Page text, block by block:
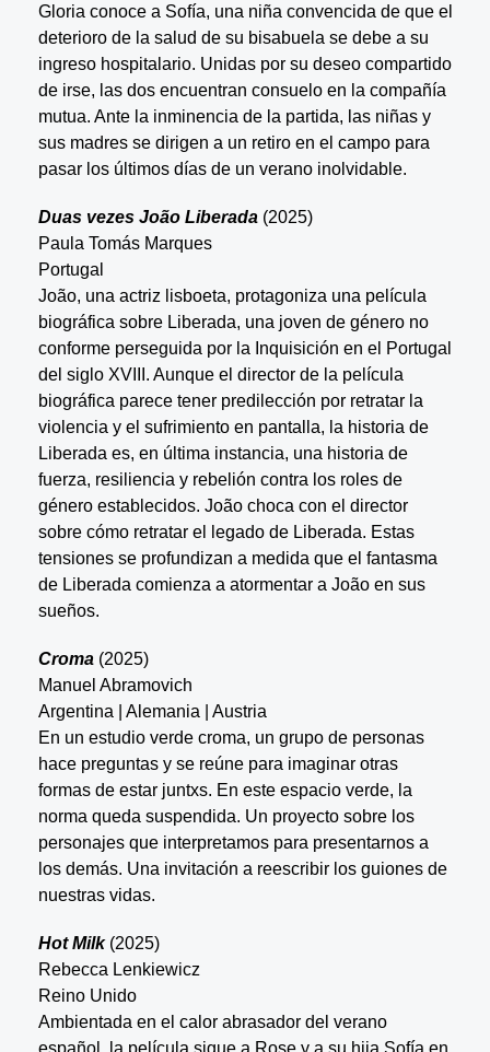
Gloria conoce a Sofía, una niña convencida de que el
deterioro de la salud de su bisabuela se debe a su
ingreso hospitalario. Unidas por su deseo compartido
de irse, las dos encuentran consuelo en la compañía
mutua. Ante la inminencia de la partida, las niñas y
sus madres se dirigen a un retiro en el campo para
pasar los últimos días de un verano inolvidable.
Duas vezes João Liberada(2025)
Paula Tomás Marques
Portugal
João, una actriz lisboeta, protagoniza una película
biográfica sobre Liberada, una joven de género no
conforme perseguida por la Inquisición en el Portugal
del siglo XVIII. Aunque el director de la película
biográfica parece tener predilección por retratar la
violencia y el sufrimiento en pantalla, la historia de
Liberada es, en última instancia, una historia de
fuerza, resiliencia y rebelión contra los roles de
género establecidos. João choca con el director
sobre cómo retratar el legado de Liberada. Estas
tensiones se profundizan a medida que el fantasma
de Liberada comienza a atormentar a João en sus
sueños.
Croma(2025)
Manuel Abramovich
Argentina | Alemania | Austria
En un estudio verde croma, un grupo de personas
hace preguntas y se reúne para imaginar otras
formas de estar juntxs. En este espacio verde, la
norma queda suspendida. Un proyecto sobre los
personajes que interpretamos para presentarnos a
los demás. Una invitación a reescribir los guiones de
nuestras vidas.
Hot Milk(2025)
Rebecca Lenkiewicz
Reino Unido
Ambientada en el calor abrasador del verano
español, la película sigue a Rose y a su hija Sofía en